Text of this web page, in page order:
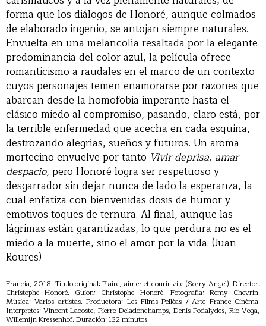
forma que los diálogos de Honoré, aunque colmados
de elaborado ingenio, se antojan siempre naturales.
Envuelta en una melancolía resaltada por la elegante
predominancia del color azul, la película ofrece
romanticismo a raudales en el marco de un contexto
cuyos personajes temen enamorarse por razones que
abarcan desde la homofobia imperante hasta el
clásico miedo al compromiso, pasando, claro está, por
la terrible enfermedad que acecha en cada esquina,
destrozando alegrías, sueños y futuros. Un aroma
mortecino envuelve por tanto Vivir deprisa, amar
despacio, pero Honoré logra ser respetuoso y
desgarrador sin dejar nunca de lado la esperanza, la
cual enfatiza con bienvenidas dosis de humor y
emotivos toques de ternura. Al final, aunque las
lágrimas están garantizadas, lo que perdura no es el
miedo a la muerte, sino el amor por la vida. (Juan
Roures)
Francia, 2018. Título original: Plaire, aimer et courir vite (Sorry Angel). Director:
Christophe Honoré. Guion: Christophe Honoré. Fotografía: Rémy Chevrin.
Música: Varios artistas. Productora: Les Films Pelléas / Arte France Cinéma.
Intérpretes: Vincent Lacoste, Pierre Deladonchamps, Denis Podalydès, Rio Vega,
Willemijn Kressenhof. Duración: 132 minutos.